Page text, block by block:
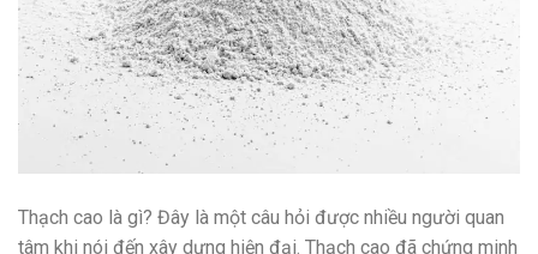
Thạch cao là gì? Đây là một câu hỏi được nhiều người quan
tâm khi nói đến xây dựng hiện đại. Thạch cao đã chứng minh